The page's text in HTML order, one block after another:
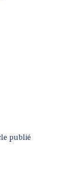
publié